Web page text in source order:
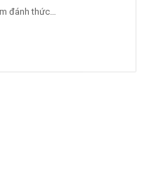
đánh thức…